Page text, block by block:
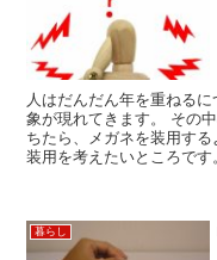
人はだんだん年を重ねる
象が現れてきます。 その
ちたら、メガネを装用す
装用を考えたいところで
暮らし